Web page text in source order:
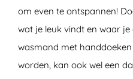
om even te ontspannen!
wat je leuk vindt en waar
wasmand met
worden, kan ook wel een